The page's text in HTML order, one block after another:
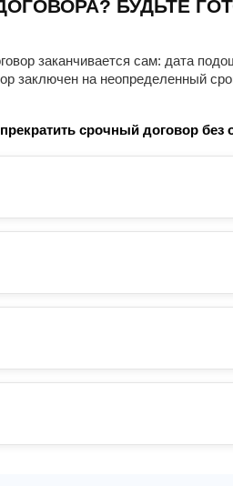
БУДЬТЕ
заканчивается сам: дата
заключен на неопределенный
срочный договор без